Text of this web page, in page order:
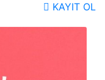
KAYIT OL